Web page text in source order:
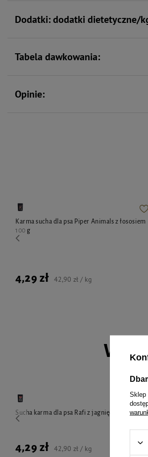
Dodatki: dodatki dietetyczne/
Tabela dawkowania:
Opinie:
Karma sucha dla psa Piper Animals z łososiem
100 g
4,29 zł 42,90 zł / kg
Sucha karma dla psa Rafi z jagnięciną 100 g
4,29 zł 42,90 zł / kg
Sklep